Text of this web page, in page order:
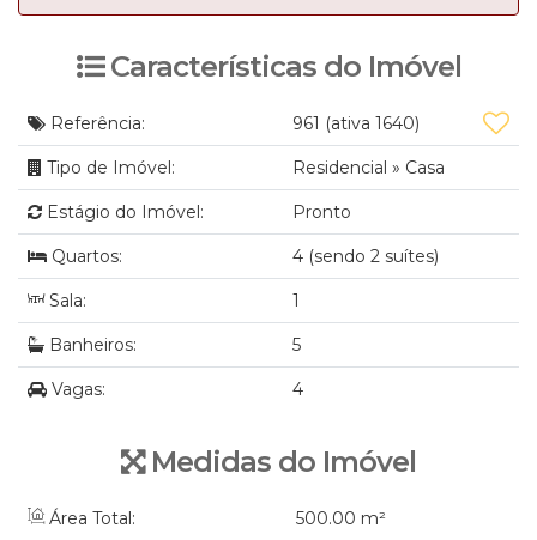
Características do Imóvel
Referência: 961 (ativa 1640)
Tipo de Imóvel: Residencial » Casa
Estágio do Imóvel: Pronto
Quartos: 4 (sendo 2 suítes)
Sala: 1
Banheiros: 5
Vagas: 4
Medidas do Imóvel
Área Total: 500.00 m²